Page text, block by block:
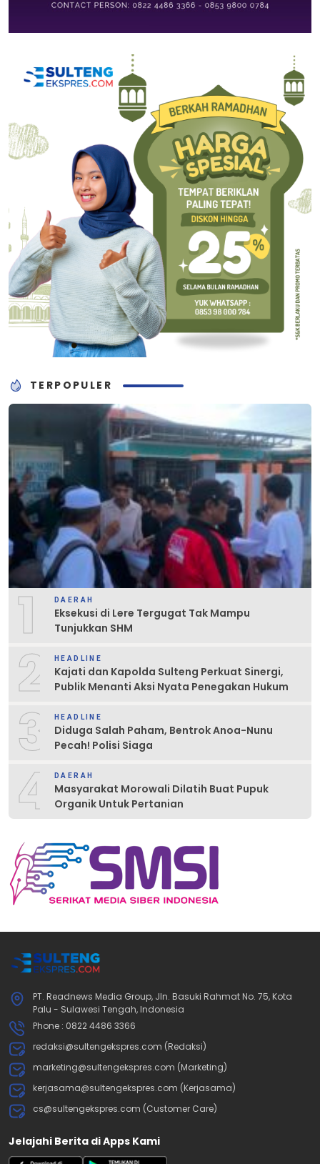
TERPOPULER
1 DAERAH
Eksekusi di Lere Tergugat Tak Mampu
Tunjukkan SHM
2 HEADLINE
Kajati dan Kapolda Sulteng Perkuat Sinergi,
Publik Menanti Aksi Nyata Penegakan Hukum
3 HEADLINE
Diduga Salah Paham, Bentrok Anoa-Nunu
Pecah! Polisi Siaga
4 DAERAH
Masyarakat Morowali Dilatih Buat Pupuk
Organik Untuk Pertanian
PT. Readnews Media Group, Jln. Basuki Rahmat No. 75, Kota
Palu - Sulawesi Tengah, Indonesia
Phone : 0822 4486 3366
redaksi@sultengekspres.com (Redaksi)
marketing@sultengekspres.com (Marketing)
kerjasama@sultengekspres.com (Kerjasama)
cs@sultengekspres.com (Customer Care)
Jelajahi Berita di Apps Kami